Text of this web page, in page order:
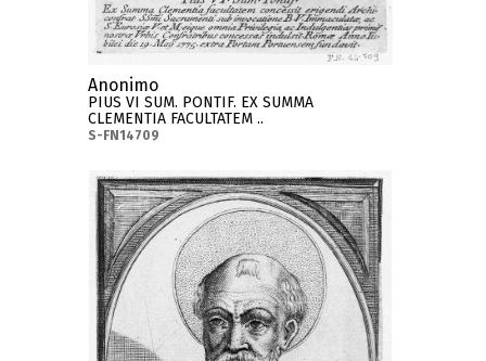
Anonimo
PIUS VI SUM. PONTIF. EX SUMMA
CLEMENTIA FACULTATEM ..
S-FN14709